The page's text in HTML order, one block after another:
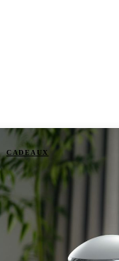
CADEAUX